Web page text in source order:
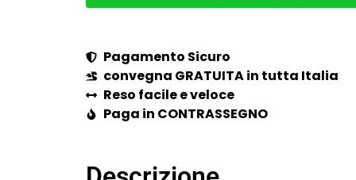
Pagamento Sicuro
convegna GRATUITA in tutta Italia
Reso facile e veloce
Paga in CONTRASSEGNO